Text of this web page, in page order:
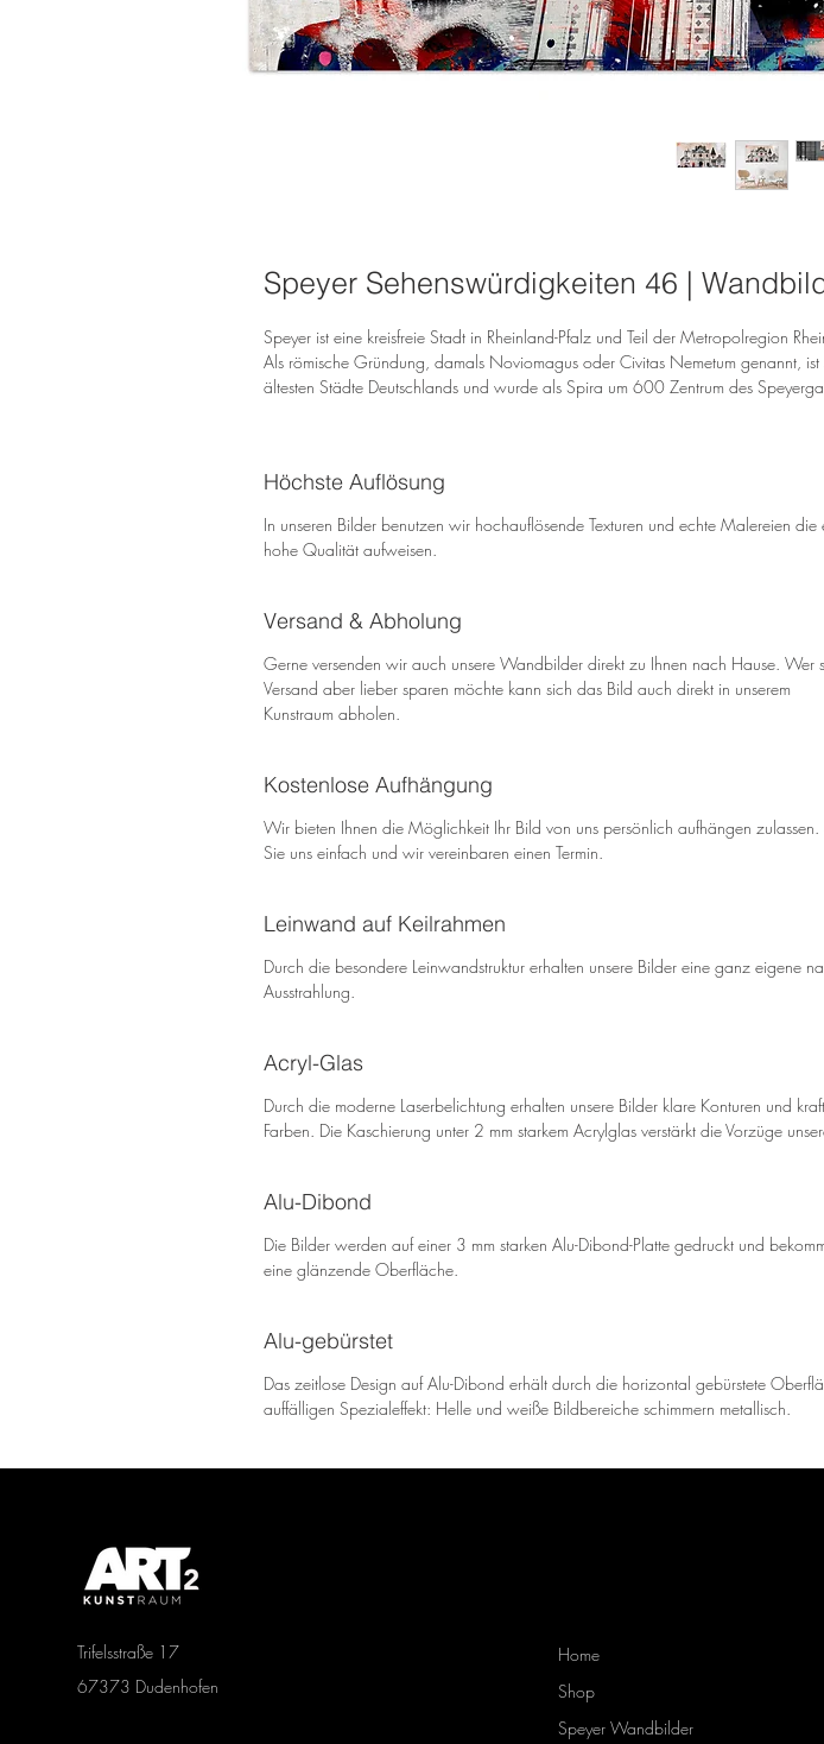
Speyer Sehenswürdigkeiten 46 |
Speyer ist eine kreisfreie Stadt in Rheinland-Pfalz und Teil der Metropolregion
Als römische Gründung, damals Noviomagus oder Civitas Nemetum genannt, ist
ältesten Städte Deutschlands und wurde als Spira um 600 Zentrum des
Höchste Auflösung
In unseren Bilder benutzen wir hochauflösende Texturen und echte Malereien die
hohe Qualität aufweisen.
Versand & Abholung
Gerne versenden wir auch unsere Wandbilder direkt zu Ihnen nach Hause. Wer
Versand aber lieber sparen möchte kann sich das Bild auch direkt in unserem
Kunstraum abholen.
Kostenlose Aufhängung
Wir bieten Ihnen die Möglichkeit Ihr Bild von uns persönlich aufhängen zulassen.
Sie uns einfach und wir vereinbaren einen Termin.
Leinwand auf Keilrahmen
Durch die besondere Leinwandstruktur erhalten unsere Bilder eine ganz eigene
Ausstrahlung.
Acryl-Glas
Durch die moderne Laserbelichtung erhalten unsere Bilder klare Konturen und
Farben. Die Kaschierung unter 2 mm starkem Acrylglas verstärkt die Vorzüge
Alu-Dibond
Die Bilder werden auf einer 3 mm starken Alu-Dibond-Platte gedruckt und
eine glänzende Oberfläche.
Alu-gebürstet
Das zeitlose Design auf Alu-Dibond erhält durch die horizontal gebürstete
auffälligen Spezialeffekt: Helle und weiße Bildbereiche schimmern metallisch.
Trifelsstraße 17
67373 Dudenhofen
Home
Shop
Speyer Wandbilder